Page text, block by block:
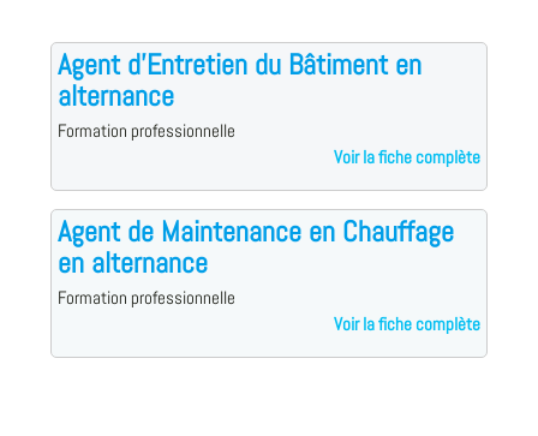
Agent d'Entretien du Bâtiment en
alternance
Formation professionnelle
Voir la fiche complète
Agent de Maintenance en Chauffage
en alternance
Formation professionnelle
Voir la fiche complète